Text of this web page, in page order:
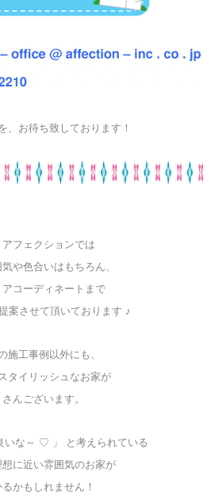
、お待ち致しております！
アフェクションでは
や色合いはもちろん、
アコーディネートまで
案させて頂いております ♪
施工事例以外にも、
タイリッシュなお家が
んございます。
いな～ ♡ 」 と考えられている
想に近い雰囲気のお家が
るかもしれません！